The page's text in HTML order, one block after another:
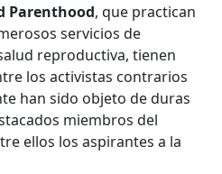
Parenthood, que practican
servicios de
reproductiva, tienen
los activistas contrarios
han sido objeto de duras
miembros del
ellos los aspirantes a la